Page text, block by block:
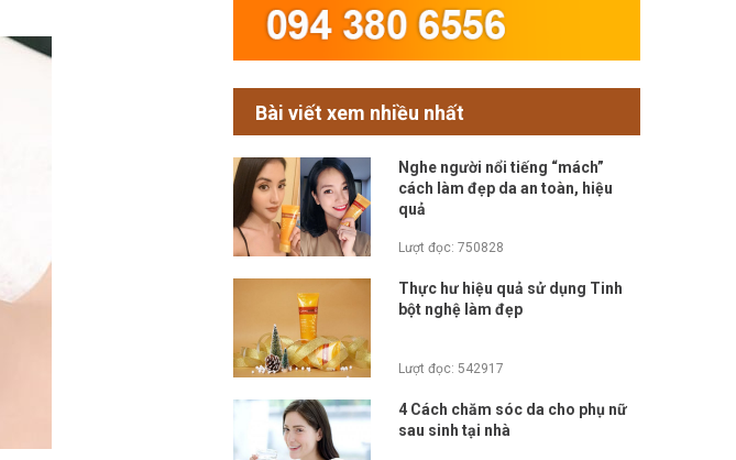
Bài viết xem nhiều nhất
Nghe người nổi tiếng “mách”
cách làm đẹp da an toàn, hiệu
quả
Lượt đọc: 750828
Thực hư hiệu quả sử dụng Tinh
bột nghệ làm đẹp
Lượt đọc: 542917
4 Cách chăm sóc da cho phụ nữ
sau sinh tại nhà